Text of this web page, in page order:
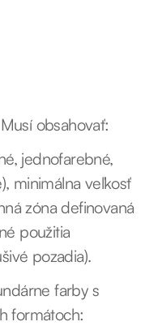
obsahovať:
jednofarebné,
minimálna veľkosť
zóna definovaná
použitia
pozadia).
farby s
formátoch: